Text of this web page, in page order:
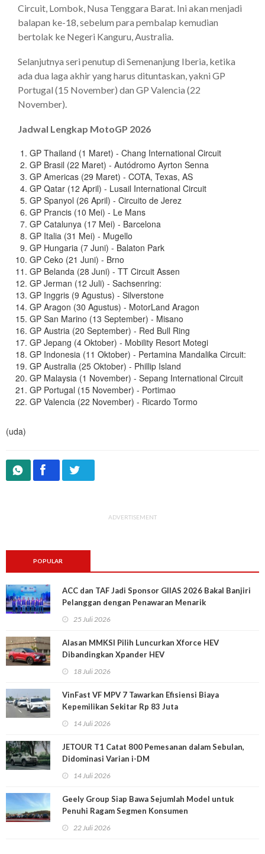
Circuit, Lombok, Nusa Tenggara Barat. Ini akan menjadi
balapan ke-18, sebelum para pembalap kemudian
bertolak ke Negeri Kanguru, Australia.
Selanjutnya seri penutup di Semenanjung Iberia, ketika
ada dua laga akhir yang harus dituntaskan, yakni GP
Portugal (15 November) dan GP Valencia (22
November).
Jadwal Lengkap MotoGP 2026
GP Thailand (1 Maret) - Chang International Circuit
GP Brasil (22 Maret) - Autódromo Ayrton Senna
GP Americas (29 Maret) - COTA, Texas, AS
GP Qatar (12 April) - Lusail International Circuit
GP Spanyol (26 April) - Circuito de Jerez
GP Prancis (10 Mei) - Le Mans
GP Catalunya (17 Mei) - Barcelona
GP Italia (31 Mei) - Mugello
GP Hungaria (7 Juni) - Balaton Park
GP Ceko (21 Juni) - Brno
GP Belanda (28 Juni) - TT Circuit Assen
GP Jerman (12 Juli) - Sachsenring:
GP Inggris (9 Agustus) - Silverstone
GP Aragon (30 Agustus) - MotorLand Aragon
GP San Marino (13 September) - Misano
GP Austria (20 September) - Red Bull Ring
GP Jepang (4 Oktober) - Mobility Resort Motegi
GP Indonesia (11 Oktober) - Pertamina Mandalika Circuit:
GP Australia (25 Oktober) - Phillip Island
GP Malaysia (1 November) - Sepang International Circuit
GP Portugal (15 November) - Portimao
GP Valencia (22 November) - Ricardo Tormo
(uda)
ADVERTISEMENT
POPULAR
ACC dan TAF Jadi Sponsor GIIAS 2026 Bakal Banjiri
Pelanggan dengan Penawaran Menarik
25 Juli 2026
Alasan MMKSI Pilih Luncurkan Xforce HEV
Dibandingkan Xpander HEV
18 Juli 2026
VinFast VF MPV 7 Tawarkan Efisiensi Biaya
Kepemilikan Sekitar Rp 83 Juta
14 Juli 2026
JETOUR T1 Catat 800 Pemesanan dalam Sebulan,
Didominasi Varian i-DM
14 Juli 2026
Geely Group Siap Bawa Sejumlah Model untuk
Penuhi Ragam Segmen Konsumen
22 Juli 2026